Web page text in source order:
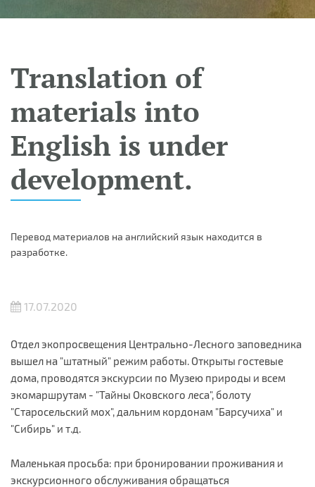
Translation of
materials into
English is under
development.
Перевод материалов на английский язык находится в
разработке.
17.07.2020
Отдел экопросвещения Центрально-Лесного заповедника
вышел на "штатный" режим работы. Открыты гостевые
дома, проводятся экскурсии по Музею природы и всем
экомаршрутам - "Тайны Оковского леса", болоту
"Старосельский мох", дальним кордонам "Барсучиха" и
"Сибирь" и т.д.
Маленькая просьба: при бронировании проживания и
экскурсионного обслуживания обращаться